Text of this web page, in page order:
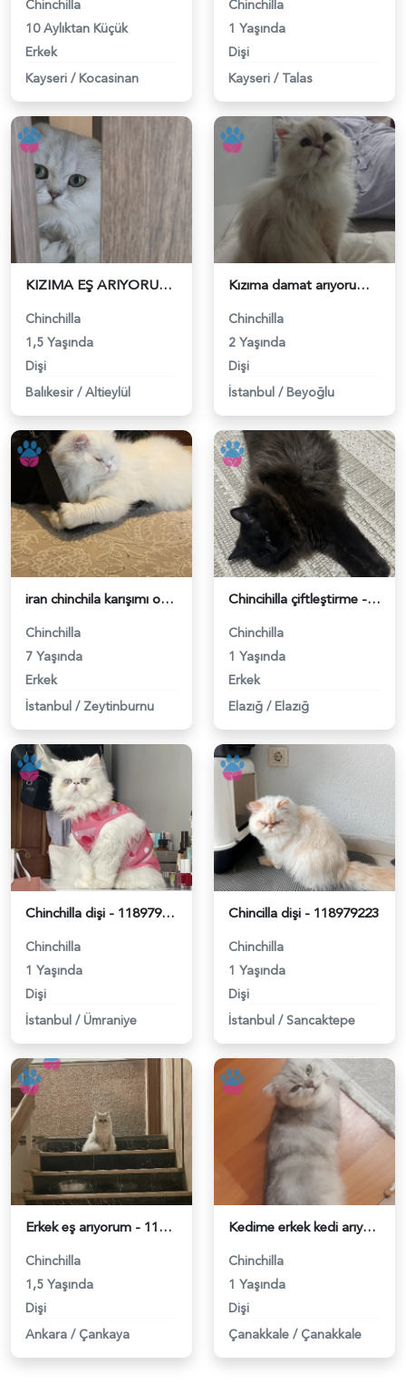
Chinchilla
10 Aylıktan Küçük
Erkek
Kayseri / Kocasinan
Chinchilla
1 Yaşında
Dişi
Kayseri / Talas
KIZIMA EŞ ARIYORUM - 118980893
Chinchilla
1,5 Yaşında
Dişi
Balıkesir / Altieylül
Kızıma damat arıyorum - 118980516
Chinchilla
2 Yaşında
Dişi
İstanbul / Beyoğlu
iran chinchila karışımı oğluma eş arıyoruz - 118980505
Chinchilla
7 Yaşında
Erkek
İstanbul / Zeytinburnu
Chincihilla çiftleştirme - 118979816
Chinchilla
1 Yaşında
Erkek
Elazığ / Elazığ
Chinchilla dişi - 118979262
Chinchilla
1 Yaşında
Dişi
İstanbul / Ümraniye
Chincilla dişi - 118979223
Chinchilla
1 Yaşında
Dişi
İstanbul / Sancaktepe
Erkek eş arıyorum - 118979031
Chinchilla
1,5 Yaşında
Dişi
Ankara / Çankaya
Kedime erkek kedi arıyorum - 118978829
Chinchilla
1 Yaşında
Dişi
Çanakkale / Çanakkale